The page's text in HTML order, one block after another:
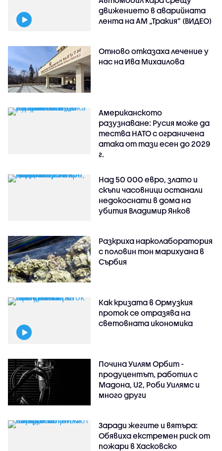
движението в аварийната
лента на АМ „Тракия” (ВИДЕО)
Отново отказаха лечение у
нас на Ива Михаилова
Американското
разузнаване: Русия може да
тества НАТО с ограничена
атака от тази есен до 2029
г.
Над 50 000 евро, злато и
скъпи часовници останали
недокоснати в дома на
убития Владимир Янков
Разкриха нарколаборатория
с половин тон марихуана в
Сърбия
Как кризата в Ормузкия
проток се отразява на
световната икономика
Почина Уилям Орбит -
продуцентът, работил с
Мадона, U2, Роби Уилямс и
много други
Заради жегите и вятъра:
Обявиха екстремен риск от
пожари в Хасковско